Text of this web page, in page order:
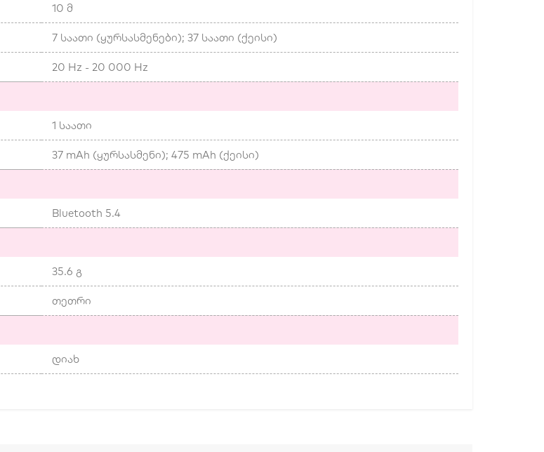
10 მ
7 საათი (ყურსასმენები); 37 საათი (ქეისი)
20 Hz - 20 000 Hz
1 საათი
37 mAh (ყურსასმენი); 475 mAh (ქეისი)
Bluetooth 5.4
35.6 გ
თეთრი
დიახ